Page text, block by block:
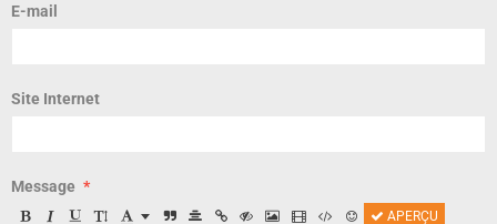
E-mail
Site Internet
Message
APERÇU